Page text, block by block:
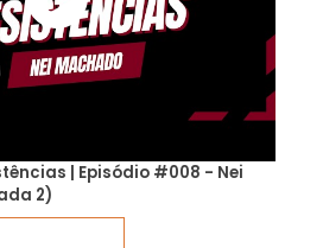
| Episódio #008 - Nei
2)